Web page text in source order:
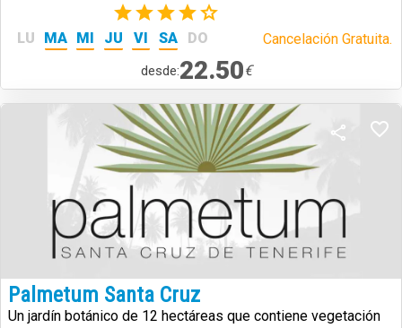
que combina historia, paisajes volcánicos y biodiversidad.
(2)
LU MA MI JU VI SA DO Cancelación Gratuita.
desde:22.50€
Palmetum Santa Cruz
Un jardín botánico de 12 hectáreas que contiene vegetación